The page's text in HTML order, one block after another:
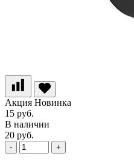
Акция Новинка
15 руб.
В наличии
20 руб.
- +